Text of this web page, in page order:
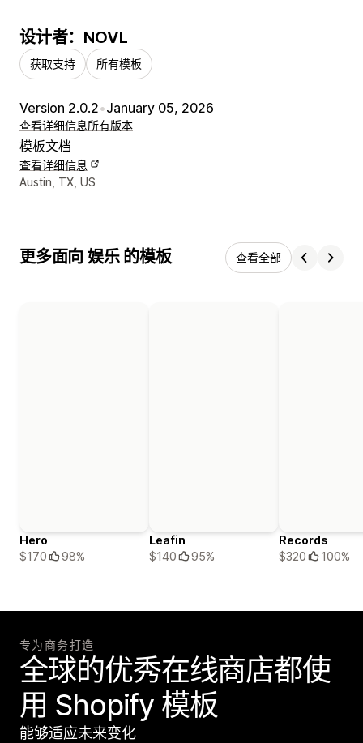
设计者：NOVL
获取支持 所有模板
Version 2.0.2•January 05, 2026
查看详细信息所有版本
模板文档
查看详细信息
设计师联系方式
Austin, TX, US
更多面向 娱乐 的模板 查看全部
Hero
$170
98%
Leafin
$140
95%
Records
$320
100%
专为商务打造
全球的优秀在线商店都使
用 Shopify 模板
能够适应未来变化